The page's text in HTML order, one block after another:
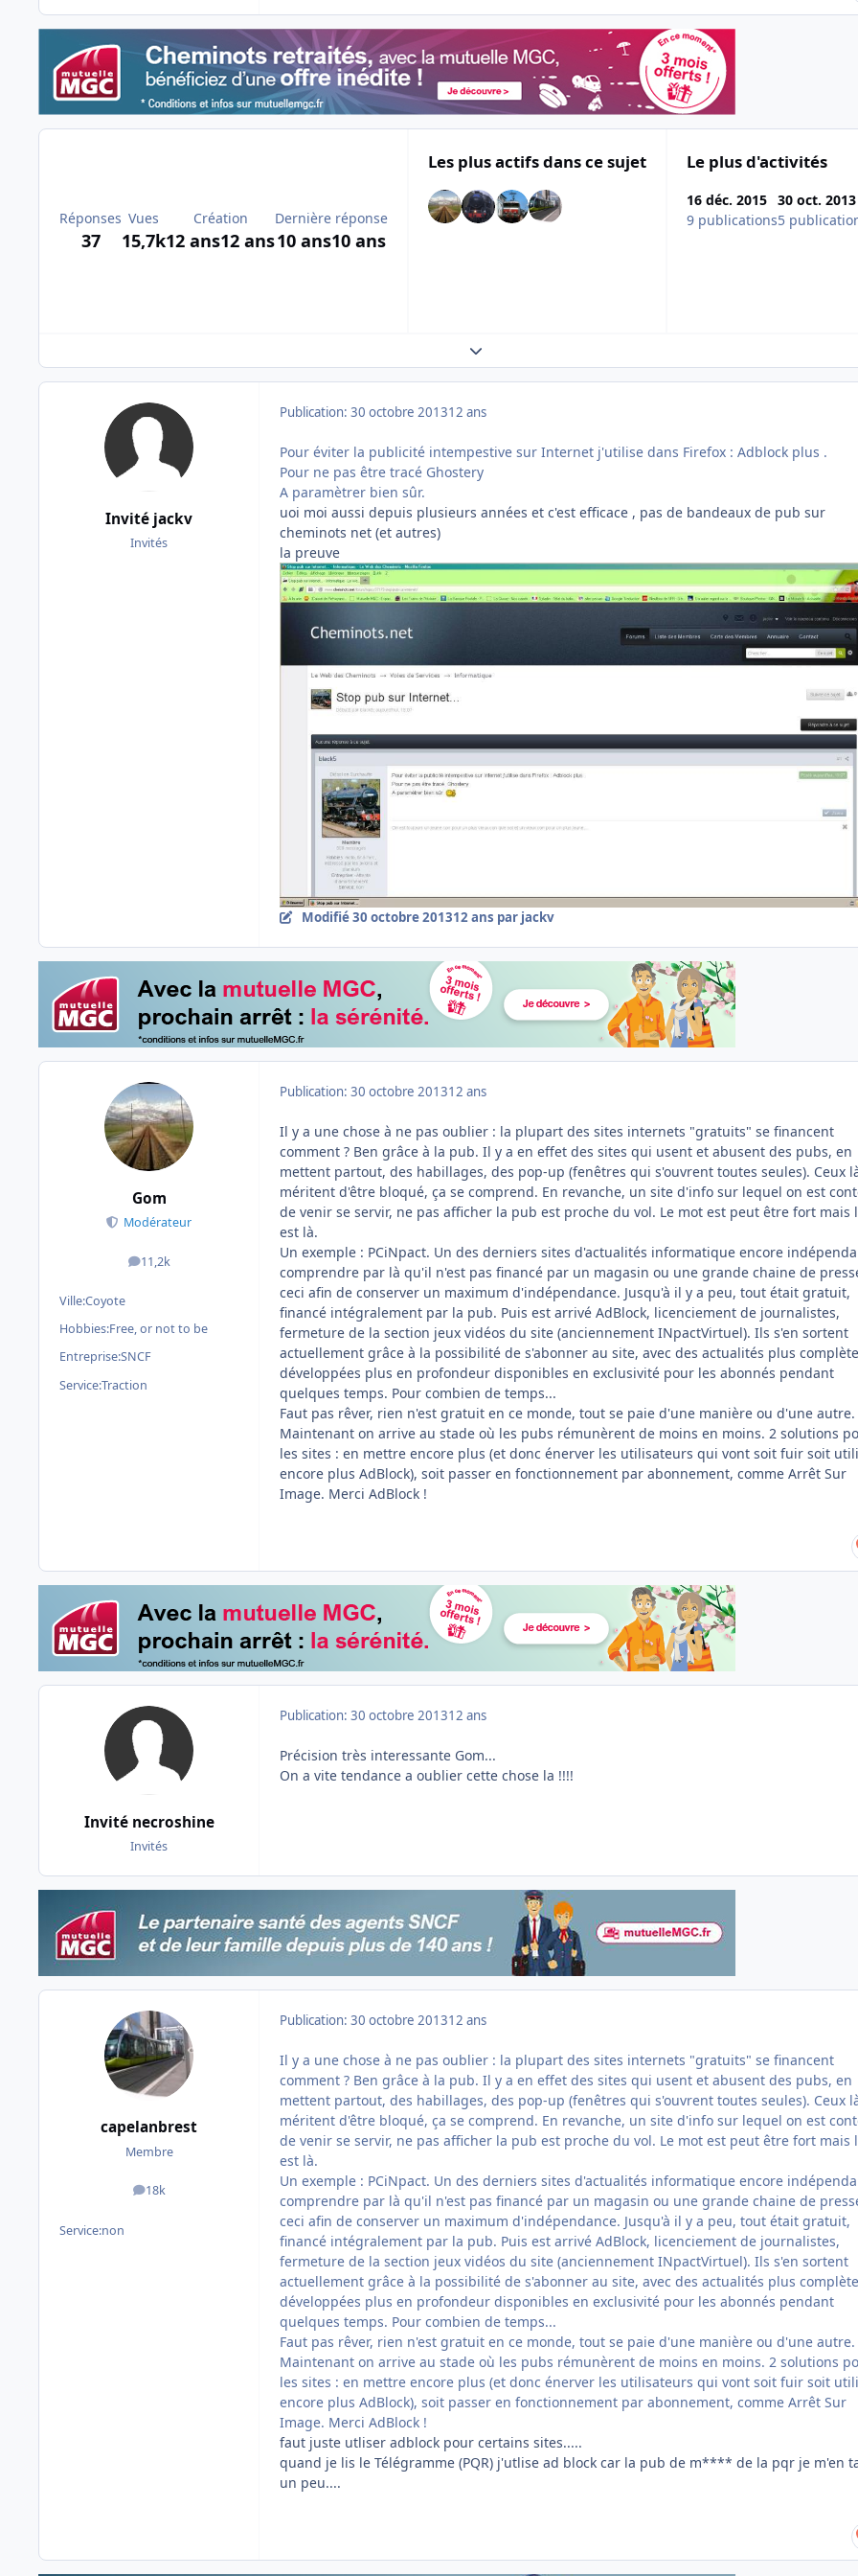
Réponses
37
Vues
15,7k
Création
12 ans12 ans
Dernière réponse
10 ans10 ans
Les plus actifs dans ce sujet Le plus d'activités
16 déc. 2015
9 publications
30 oct. 2013
5
Expand topic overview
Invité jackv
Invités
Publication: 30 octobre 201312 ans
Pour éviter la publicité intempestive sur Internet j'utilise dans Firefox : Adblock plus .
Pour ne pas être tracé Ghostery
A paramètrer bien sûr.
uoi moi aussi depuis plusieurs années et c'est efficace , pas de bandeaux de pub sur
cheminots net (et autres)
la preuve
Modifié30 octobre 201312 ans par jackv
Gom
Modérateur
11,2k
messages
Ville:Coyote
Hobbies:Free, or not to be
Entreprise:SNCF
Service:Traction
Publication: 30 octobre 201312 ans
Il y a une chose à ne pas oublier : la plupart des sites internets "gratuits" se financent
comment ? Ben grâce à la pub. Il y a en effet des sites qui usent et abusent des pubs, en
mettent partout, des habillages, des pop-up (fenêtres qui s'ouvrent toutes seules). Ceux
méritent d'être bloqué, ça se comprend. En revanche, un site d'info sur lequel on est
de venir se servir, ne pas afficher la pub est proche du vol. Le mot est peut être fort mais
est là.
Un exemple : PCiNpact. Un des derniers sites d'actualités informatique encore
comprendre par là qu'il n'est pas financé par un magasin ou une grande chaine de
ceci afin de conserver un maximum d'indépendance. Jusqu'à il y a peu, tout était gratuit,
financé intégralement par la pub. Puis est arrivé AdBlock, licenciement de journalistes,
fermeture de la section jeux vidéos du site (anciennement INpactVirtuel). Ils s'en sortent
actuellement grâce à la possibilité de s'abonner au site, avec des actualités plus
développées plus en profondeur disponibles en exclusivité pour les abonnés pendant
quelques temps. Pour combien de temps...
Faut pas rêver, rien n'est gratuit en ce monde, tout se paie d'une manière ou d'une autre.
Maintenant on arrive au stade où les pubs rémunèrent de moins en moins. 2 solutions
les sites : en mettre encore plus (et donc énerver les utilisateurs qui vont soit fuir soit
encore plus AdBlock), soit passer en fonctionnement par abonnement, comme Arrêt Sur
Image. Merci AdBlock !
Invité necroshine
Invités
Publication: 30 octobre 201312 ans
Précision très interessante Gom...
On a vite tendance a oublier cette chose la !!!!
capelanbrest
Membre
18k
messages
Service:non
Publication: 30 octobre 201312 ans
Il y a une chose à ne pas oublier : la plupart des sites internets "gratuits" se financent
comment ? Ben grâce à la pub. Il y a en effet des sites qui usent et abusent des pubs, en
mettent partout, des habillages, des pop-up (fenêtres qui s'ouvrent toutes seules). Ceux
méritent d'être bloqué, ça se comprend. En revanche, un site d'info sur lequel on est
de venir se servir, ne pas afficher la pub est proche du vol. Le mot est peut être fort mais
est là.
Un exemple : PCiNpact. Un des derniers sites d'actualités informatique encore
comprendre par là qu'il n'est pas financé par un magasin ou une grande chaine de
ceci afin de conserver un maximum d'indépendance. Jusqu'à il y a peu, tout était gratuit,
financé intégralement par la pub. Puis est arrivé AdBlock, licenciement de journalistes,
fermeture de la section jeux vidéos du site (anciennement INpactVirtuel). Ils s'en sortent
actuellement grâce à la possibilité de s'abonner au site, avec des actualités plus
développées plus en profondeur disponibles en exclusivité pour les abonnés pendant
quelques temps. Pour combien de temps...
Faut pas rêver, rien n'est gratuit en ce monde, tout se paie d'une manière ou d'une autre.
Maintenant on arrive au stade où les pubs rémunèrent de moins en moins. 2 solutions
les sites : en mettre encore plus (et donc énerver les utilisateurs qui vont soit fuir soit
encore plus AdBlock), soit passer en fonctionnement par abonnement, comme Arrêt Sur
Image. Merci AdBlock !
faut juste utliser adblock pour certains sites.....
quand je lis le Télégramme (PQR) j'utlise ad block car la pub de m**** de la pqr je m'en
un peu....